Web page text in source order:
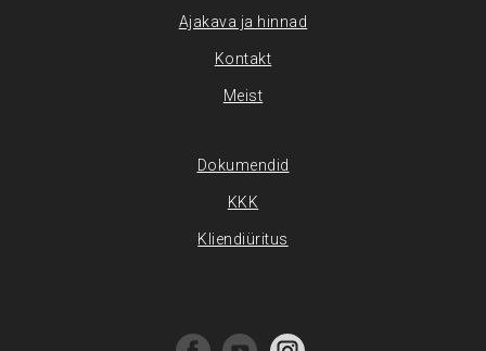
Ajakava ja hinnad
Kontakt
Meist
Dokumendid
KKK
Kliendiüritus